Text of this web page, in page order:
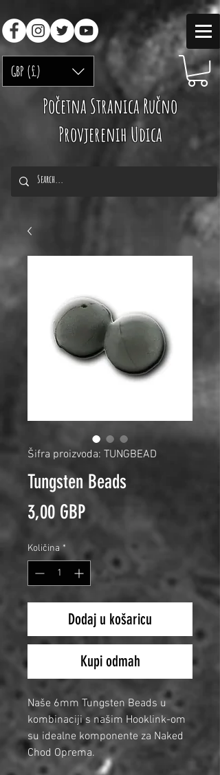
GBP (£)
Početna Stranica Ručno
Provjerenih Udica
Šifra proizvoda: TUNGBEAD
Tungsten Beads
3,00 GBPCijena
Količina *
Dodaj u košaricu
Kupi odmah
Naše 6mm Tungsten Beads u
kombinaciji s našim Hooklink-om
su idealne komponente za Naked
Chod Oprema.